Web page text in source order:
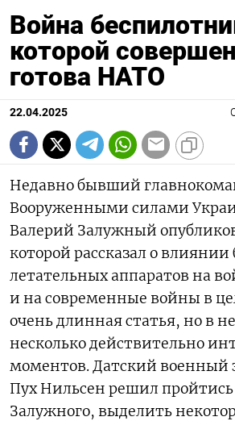
Война
которой
готова НАТО
22.04.2025
Недавно бывший
Вооруженными силами
Валерий Залужный
которой рассказал о
летательных аппаратов на
и на современные войны в
очень длинная статья, но в
несколько действительно
моментов. Датский военный
Пух Нильсен решил пройтись
Залужного, выделить